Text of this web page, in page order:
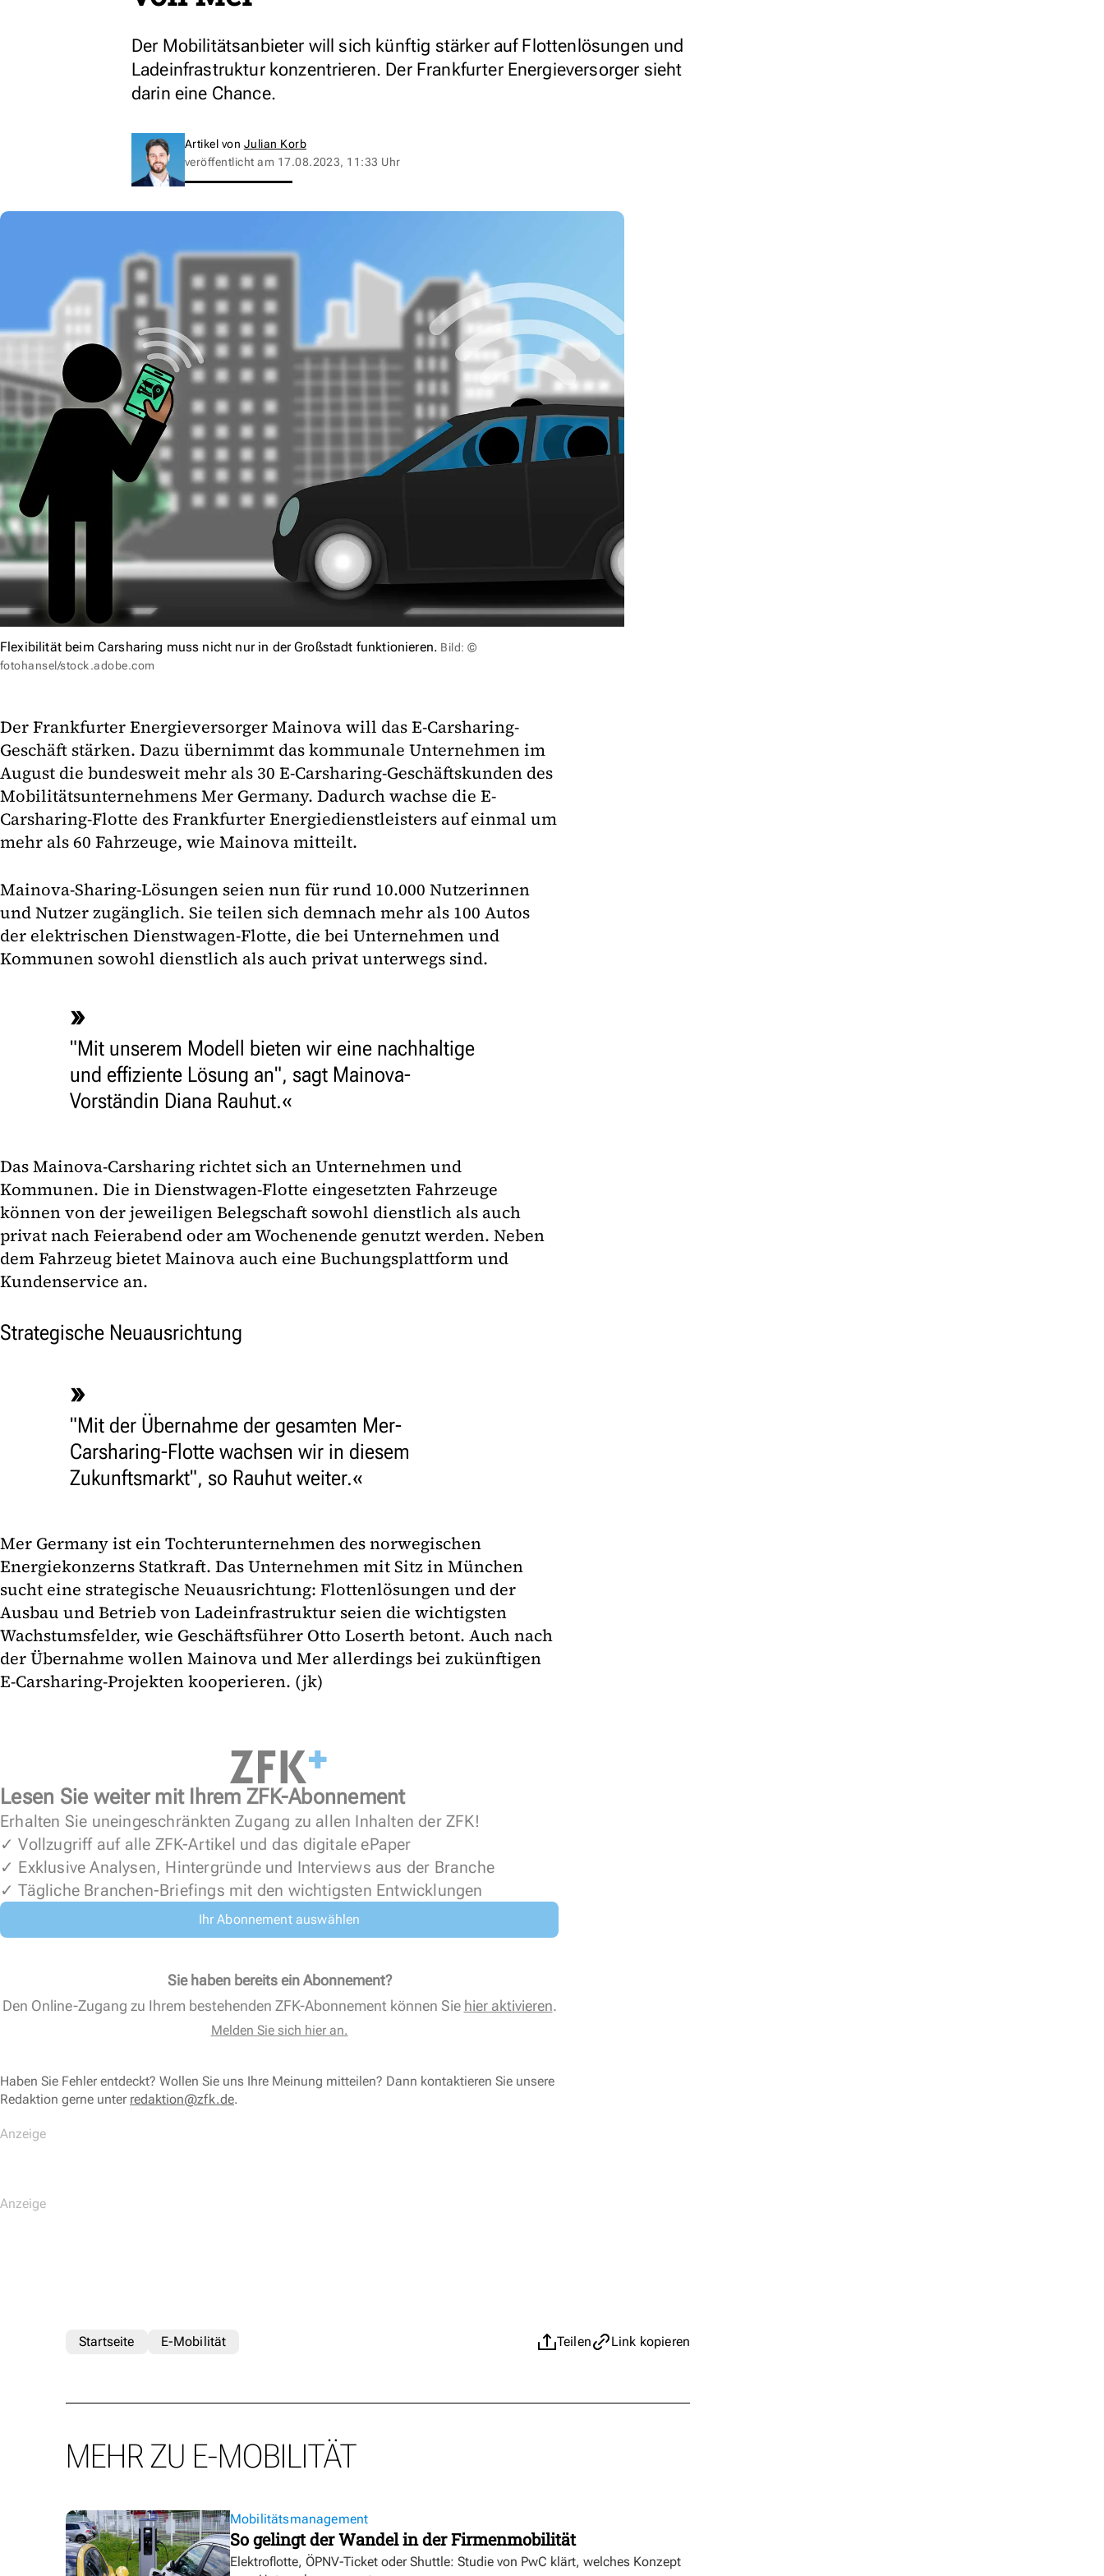
Der Mobilitätsanbieter will sich künftig stärker auf Flottenlösungen und
Ladeinfrastruktur konzentrieren. Der Frankfurter Energieversorger sieht
darin eine Chance.
Artikel von Julian Korb
veröffentlicht am 17.08.2023, 11:33 Uhr
Flexibilität beim Carsharing muss nicht nur in der Großstadt funktionieren. Bild: ©
fotohansel/stock.adobe.com
Der Frankfurter Energieversorger Mainova will das E-Carsharing-
Geschäft stärken. Dazu übernimmt das kommunale Unternehmen im
August die bundesweit mehr als 30 E-Carsharing-Geschäftskunden des
Mobilitätsunternehmens Mer Germany. Dadurch wachse die E-
Carsharing-Flotte des Frankfurter Energiedienstleisters auf einmal um
mehr als 60 Fahrzeuge, wie Mainova mitteilt.
Mainova-Sharing-Lösungen seien nun für rund 10.000 Nutzerinnen
und Nutzer zugänglich. Sie teilen sich demnach mehr als 100 Autos
der elektrischen Dienstwagen-Flotte, die bei Unternehmen und
Kommunen sowohl dienstlich als auch privat unterwegs sind.
"Mit unserem Modell bieten wir eine nachhaltige
und effiziente Lösung an", sagt Mainova-
Vorständin Diana Rauhut.
Das Mainova-Carsharing richtet sich an Unternehmen und
Kommunen. Die in Dienstwagen-Flotte eingesetzten Fahrzeuge
können von der jeweiligen Belegschaft sowohl dienstlich als auch
privat nach Feierabend oder am Wochenende genutzt werden. Neben
dem Fahrzeug bietet Mainova auch eine Buchungsplattform und
Kundenservice an.
Strategische Neuausrichtung
"Mit der Übernahme der gesamten Mer-
Carsharing-Flotte wachsen wir in diesem
Zukunftsmarkt", so Rauhut weiter.
Mer Germany ist ein Tochterunternehmen des norwegischen
Energiekonzerns Statkraft. Das Unternehmen mit Sitz in München
sucht eine strategische Neuausrichtung: Flottenlösungen und der
Ausbau und Betrieb von Ladeinfrastruktur seien die wichtigsten
Wachstumsfelder, wie Geschäftsführer Otto Loserth betont. Auch nach
der Übernahme wollen Mainova und Mer allerdings bei zukünftigen
E-Carsharing-Projekten kooperieren. (jk)
Lesen Sie weiter mit Ihrem ZFK-Abonnement
Erhalten Sie uneingeschränkten Zugang zu allen Inhalten der ZFK!
✓ Vollzugriff auf alle ZFK-Artikel und das digitale ePaper
✓ Exklusive Analysen, Hintergründe und Interviews aus der Branche
✓ Tägliche Branchen-Briefings mit den wichtigsten Entwicklungen
Ihr Abonnement auswählen
Sie haben bereits ein Abonnement?
Den Online-Zugang zu Ihrem bestehenden ZFK-Abonnement können Sie hier aktivieren.
Melden Sie sich hier an.
Haben Sie Fehler entdeckt? Wollen Sie uns Ihre Meinung mitteilen? Dann kontaktieren Sie unsere
Redaktion gerne unter redaktion@zfk.de.
Teilen Link kopieren
Startseite E-Mobilität
MEHR ZU E-MOBILITÄT
Mobilitätsmanagement
So gelingt der Wandel in der Firmenmobilität
Elektroflotte, ÖPNV-Ticket oder Shuttle: Studie von PwC klärt, welches Konzept